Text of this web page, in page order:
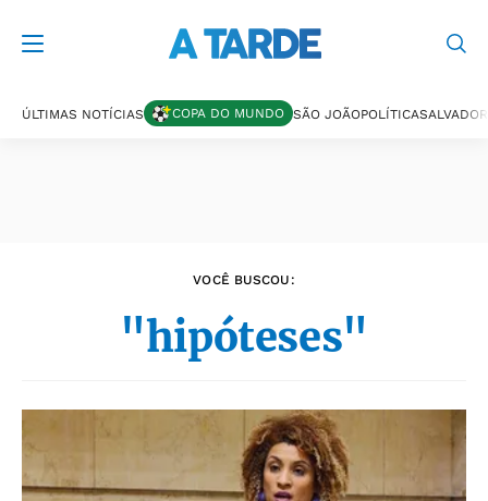
ÚLTIMAS NOTÍCIAS COPA DO MUNDO SÃO JOÃOPOLÍTICASALVADOR
VOCÊ BUSCOU:
"hipóteses"